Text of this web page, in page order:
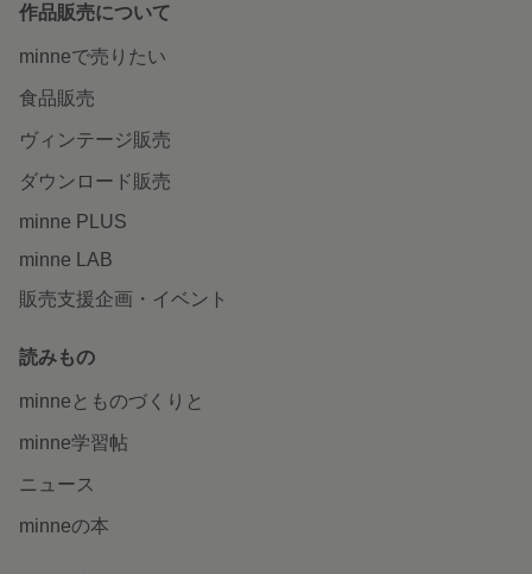
作品販売について
minneで売りたい
食品販売
ヴィンテージ販売
ダウンロード販売
minne PLUS
minne LAB
販売支援企画・イベント
読みもの
minneとものづくりと
minne学習帖
ニュース
minneの本